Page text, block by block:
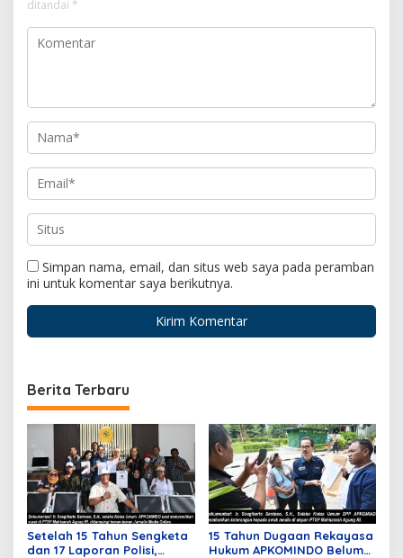
ditandai *
Simpan nama, email, dan situs web saya pada peramban
ini untuk komentar saya berikutnya.
Berita Terbaru
Setelah 15 Tahun Sengketa
dan 17 Laporan Polisi,
15 Tahun Dugaan Rekayasa
Hukum APKOMINDO Belum